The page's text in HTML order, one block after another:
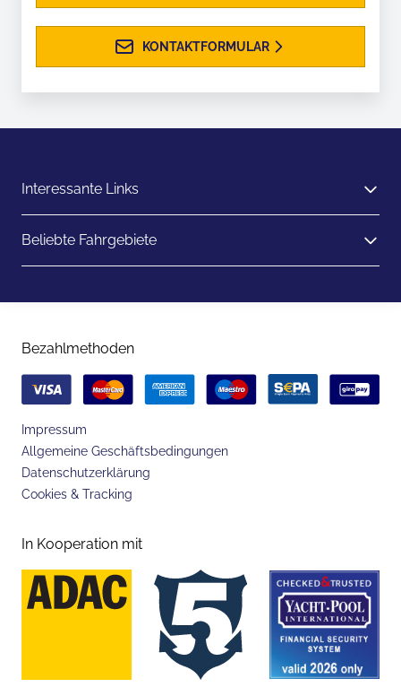
KONTAKTFORMULAR
Interessante Links
Beliebte Fahrgebiete
Bezahlmethoden
Impressum
Allgemeine Geschäftsbedingungen
Datenschutzerklärung
Cookies & Tracking
In Kooperation mit